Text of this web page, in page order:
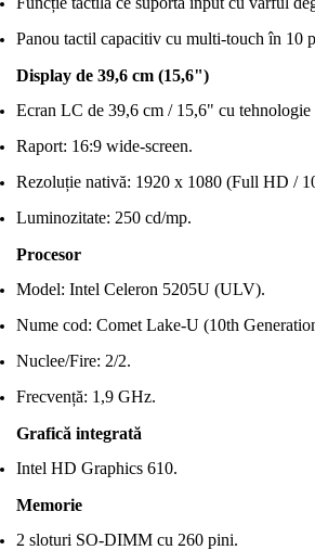
Panou tactil capacitiv cu multi-touch în 10
Display de 39,6 cm (15,6")
Ecran LC de 39,6 cm / 15,6" cu tehnologie
Raport: 16:9 wide-screen.
Rezoluție nativă: 1920 x 1080 (Full HD /
Luminozitate: 250 cd/mp.
Procesor
Model: Intel Celeron 5205U (ULV).
Nume cod: Comet Lake-U (10th
Nuclee/Fire: 2/2.
Frecvență: 1,9 GHz.
Grafică integrată
Intel HD Graphics 610.
Memorie
2 sloturi SO-DIMM cu 260 pini.